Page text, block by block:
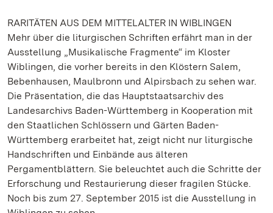
RARITÄTEN AUS DEM MITTELALTER IN WIBLINGEN
Mehr über die liturgischen Schriften erfährt man in der
Ausstellung „Musikalische Fragmente“ im Kloster
Wiblingen, die vorher bereits in den Klöstern Salem,
Bebenhausen, Maulbronn und Alpirsbach zu sehen war.
Die Präsentation, die das Hauptstaatsarchiv des
Landesarchivs Baden-Württemberg in Kooperation mit
den Staatlichen Schlössern und Gärten Baden-
Württemberg erarbeitet hat, zeigt nicht nur liturgische
Handschriften und Einbände aus älteren
Pergamentblättern. Sie beleuchtet auch die Schritte der
Erforschung und Restaurierung dieser fragilen Stücke.
Noch bis zum 27. September 2015 ist die Ausstellung in